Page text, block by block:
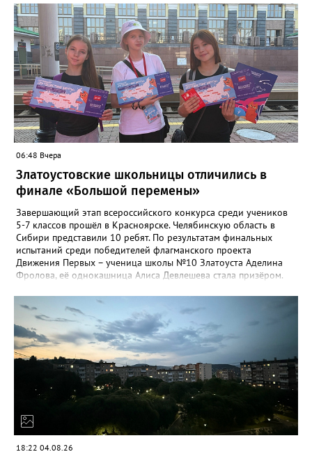
6 вопросов. Южноуральцам, например, предлагают поделиться
опасениями, мучающими их накануне зимы. Среди вариантов:
своевременное начало отопительного сезона, температура в
квартире, возможные аварии и перебои, размер платы за
отопление. А также поставить оценку работе управляющей
компании – в диапазоне от «Безусловно хорошо» до
«Безусловно плохо». «Опрос займет всего пару минут, но ваши
ответы помогут обратить внимание на темы, которые
действительно важны для людей», - утверждают в
министерстве.
06:48 Вчера
Златоустовские школьницы отличились в
финале «Большой перемены»
Завершающий этап всероссийского конкурса среди учеников
5-7 классов прошёл в Красноярске. Челябинскую область в
Сибири представили 10 ребят. По результатам финальных
испытаний среди победителей флагманского проекта
Движения Первых – ученица школы №10 Златоуста Аделина
Фролова, её однокашница Алиса Девлешева стала призёром.
федеральном университете с участием Президента Российской
Федерации Владимира Путина, который поздравил участников
с успешным завершением конкурса и отметил значимость
проекта для развития талантливой молодёжи», - сообщили в
Движении Первых Златоуста. Победителей Всероссийского
конкурса «Большая перемена» ждёт многодневное
«Путешествие мечты» на специальном поезде РЖД по
маршруту Москва-Владивосток с остановками на Байкале и
космодроме Байконур, а также в крупных городах по дороге.
18:22 04.08.26